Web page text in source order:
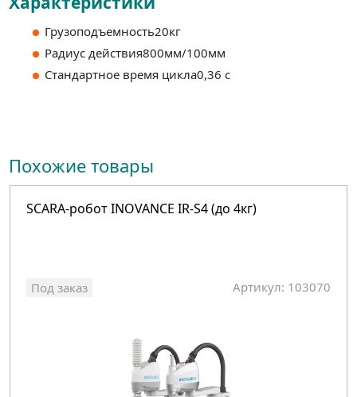
Грузоподъемность20кг
Радиус действия800мм/100мм
Стандартное время цикла0,36 с
Похожие товары
SCARA-робот INOVANCE IR-S4 (до 4кг)
Под заказ Артикул: 103070